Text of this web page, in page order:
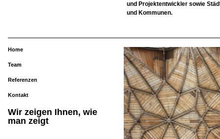
und Projektentwickler sowie
und Kommunen.
Home
Team
Referenzen
Kontakt
Wir zeigen Ihnen, wie
man zeigt